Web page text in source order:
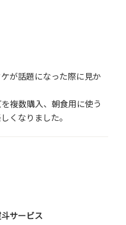
が話題になった際に見か
複数購入、朝食用に使う
サービス